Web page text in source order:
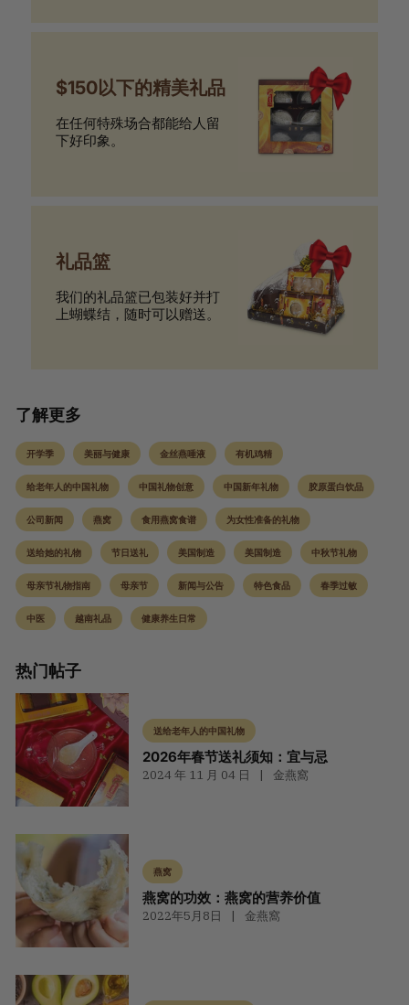
了解更多
开学季 美丽与健康 金丝燕唾液 有机鸡精
给老年人的中国礼物 中国礼物创意 中国新年礼物 胶原蛋白饮品
公司新闻 燕窝 食用燕窝食谱 为女性准备的礼物
送给她的礼物 节日送礼 美国制造 美国制造 中秋节礼物
母亲节礼物指南 母亲节 新闻与公告 特色食品 春季过敏
中医 越南礼品 健康养生日常
热门帖子
送给老年人的中国礼物
2026年春节送礼须知：宜与忌
2024 年 11 月 04 日 金燕窩
燕窝
燕窝的功效：燕窝的营养价值
2022年5月8日 金燕窩
$150以下的精美礼品
在任何特殊场合都能给人留
下好印象。
礼品篮
我们的礼品篮已包装好并打
上蝴蝶结，随时可以赠送。